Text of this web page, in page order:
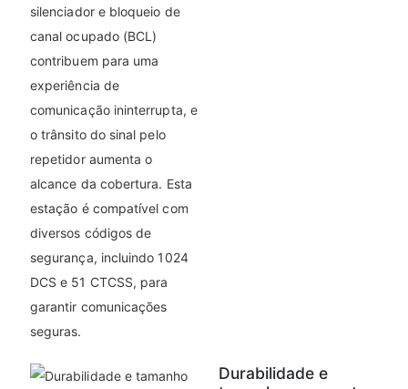
silenciador e bloqueio de
canal ocupado (BCL)
contribuem para uma
experiência de
comunicação ininterrupta, e
o trânsito do sinal pelo
repetidor aumenta o
alcance da cobertura. Esta
estação é compatível com
diversos códigos de
segurança, incluindo 1024
DCS e 51 CTCSS, para
garantir comunicações
seguras.
Durabilidade e